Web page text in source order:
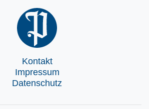
Kontakt
Impressum
Datenschutz